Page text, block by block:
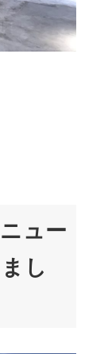
ュー
し